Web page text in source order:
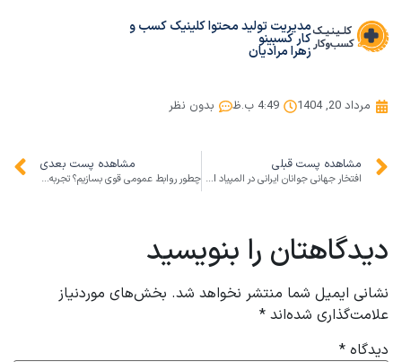
مدیریت تولید محتوا کلینیک کسب و
کار کسبینو
زهرا مرادیان
مرداد 20, 1404 4:49 ب.ظ بدون نظر
مشاهده پست قبلی
افتخار جهانی جوانان ایرانی در المپیاد AI | الهام‌بخش آینده کسب‌وکار و هوش مصنوعی
مشاهده پست بعدی
چطور روابط عمومی قوی بسازیم؟ تجربه خبرنگاران برای برندینگ کسب‌وکار
دیدگاهتان را بنویسید
نشانی ایمیل شما منتشر نخواهد شد. بخش‌های موردنیاز
علامت‌گذاری شده‌اند *
دیدگاه *